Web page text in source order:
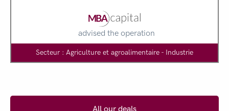
advised the operation
Secteur : Agriculture et agroalimentaire - Industrie
All our deals